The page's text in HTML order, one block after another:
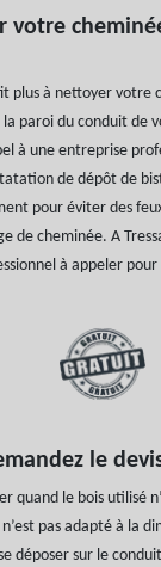
votre
plus à nettoyer votre
la paroi du conduit de
à une entreprise
de dépôt de
pour éviter des
de cheminée. A
à appeler
le
quand le bois utilisé
pas adapté à la
déposer sur le